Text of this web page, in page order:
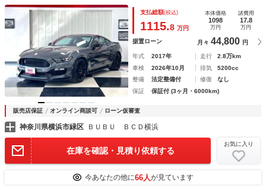
パフォーマンスエキゾースト タワーバー シートヒーター＆
ベンチレーション アップルカープレイ アンドロイドオート
支払総額(税込)
1115.8 万円
本体価格
1098
万円
諸費用
17.8
万円
据置ローン 月々 44,800 円
年式 2017年 走行
2.8万km
車検
2026年10月 排気
5200cc
整備
法定整備付 修復
なし
保証
保証付 (3ヶ月・6000km)
販売店保証 オンライン商談可 ローン仮審査
神奈川県横浜市緑区 ＢＵＢＵ ＢＣＤ横浜
在庫を確認・見積り依頼する
お気に入り
今あなたの他に66人が見ています